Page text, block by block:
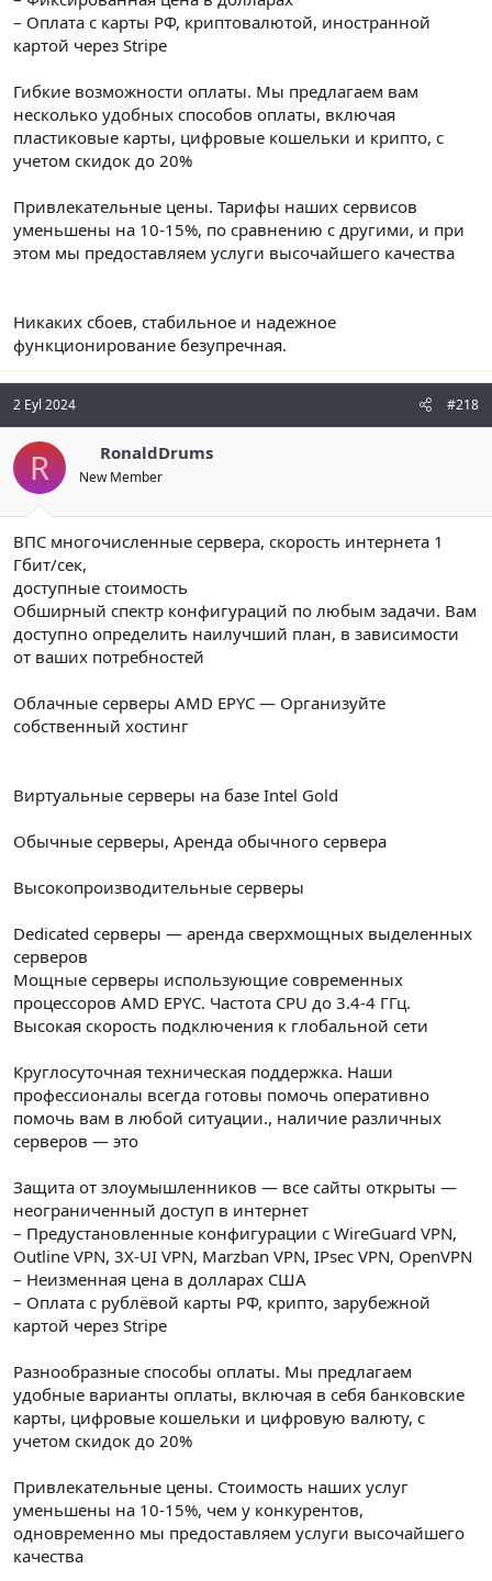
– Оплата с карты РФ, криптовалютой, иностранной
картой через Stripe
Гибкие возможности оплаты. Мы предлагаем вам
несколько удобных способов оплаты, включая
пластиковые карты, цифровые кошельки и крипто, с
учетом скидок до 20%
Привлекательные цены. Тарифы наших сервисов
уменьшены на 10-15%, по сравнению с другими, и при
этом мы предоставляем услуги высочайшего качества
Никаких сбоев, стабильное и надежное
функционирование безупречная.
2 Eyl 2024 #218
R RonaldDrums
New Member
ВПС многочисленные сервера, скорость интернета 1
Гбит/сек,
доступные стоимость
Обширный спектр конфигураций по любым задачи. Вам
доступно определить наилучший план, в зависимости
от ваших потребностей
Облачные серверы AMD EPYC — Организуйте
собственный хостинг
Виртуальные серверы на базе Intel Gold
Обычные серверы, Аренда обычного сервера
Высокопроизводительные серверы
Dedicated серверы — аренда сверхмощных выделенных
серверов
Мощные серверы использующие современных
процессоров AMD EPYC. Частота CPU до 3.4-4 ГГц.
Высокая скорость подключения к глобальной сети
Круглосуточная техническая поддержка. Наши
профессионалы всегда готовы помочь оперативно
помочь вам в любой ситуации., наличие различных
серверов — это
Защита от злоумышленников — все сайты открыты —
неограниченный доступ в интернет
– Предустановленные конфигурации с WireGuard VPN,
Outline VPN, 3X-UI VPN, Marzban VPN, IPsec VPN, OpenVPN
– Неизменная цена в долларах США
– Оплата с рублёвой карты РФ, крипто, зарубежной
картой через Stripe
Разнообразные способы оплаты. Мы предлагаем
удобные варианты оплаты, включая в себя банковские
карты, цифровые кошельки и цифровую валюту, с
учетом скидок до 20%
Привлекательные цены. Стоимость наших услуг
уменьшены на 10-15%, чем у конкурентов,
одновременно мы предоставляем услуги высочайшего
качества